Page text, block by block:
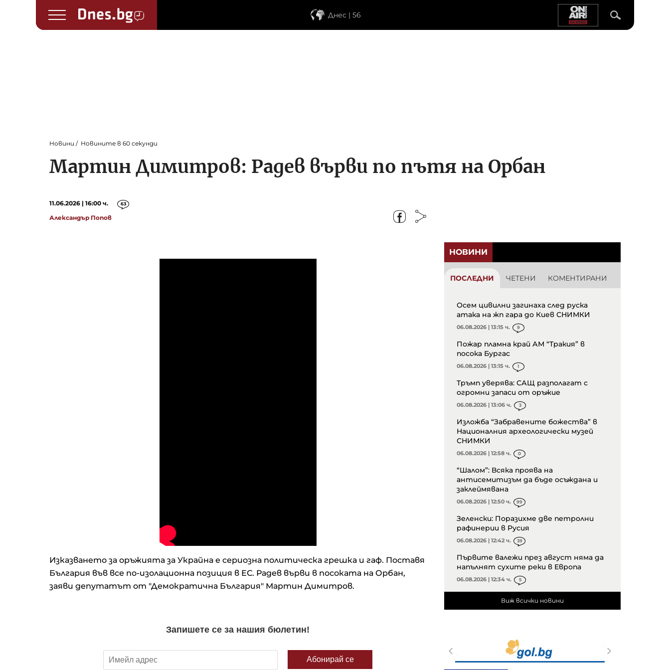
Днес | 56
Новини Новините в 60 секунди
Мартин Димитров: Радев върви по пътя на Орбан
11.06.2026 | 16:00 ч. 63
Александър Попов
Изказването за оръжията за Украйна е сериозна политическа грешка и гаф. Поставя
България във все по-изолационна позиция в ЕС. Радев върви в посоката на Орбан,
заяви депутатът от "Демократична България" Мартин Димитров.
НОВИНИ
ПОСЛЕДНИ ЧЕТЕНИ КОМЕНТИРАНИ
Осем цивилни загинаха след руска
атака на жп гара до Киев СНИМКИ
06.08.2026 | 13:15 ч. 9
Пожар пламна край АМ “Тракия” в
посока Бургас
06.08.2026 | 13:15 ч. 1
Тръмп уверява: САЩ разполагат с
огромни запаси от оръжие
06.08.2026 | 13:06 ч. 3
Изложба “Забравените божества” в
Националния археологически музей
СНИМКИ
06.08.2026 | 12:58 ч. 0
“Шалом”: Всяка проява на
антисемитизъм да бъде осъждана и
заклеймявана
06.08.2026 | 12:50 ч. 99
Зеленски: Поразихме две петролни
рафинерии в Русия
06.08.2026 | 12:42 ч. 39
Първите валежи през август няма да
напълнят сухите реки в Европа
06.08.2026 | 12:34 ч. 5
Виж всички новини